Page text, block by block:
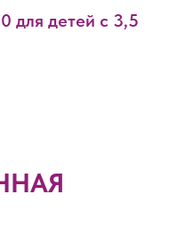
для детей с 3,5